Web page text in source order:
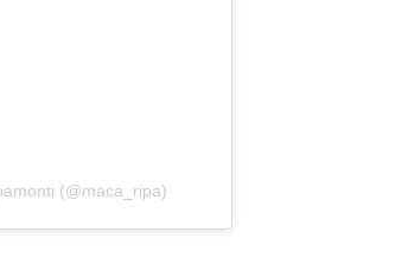
(@maca_ripa)